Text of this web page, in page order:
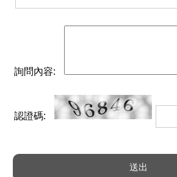
詢問內容:
認證碼: